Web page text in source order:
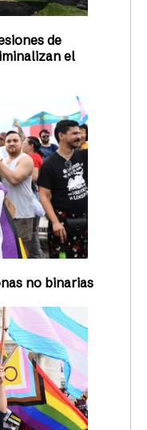
de
el
no binarias